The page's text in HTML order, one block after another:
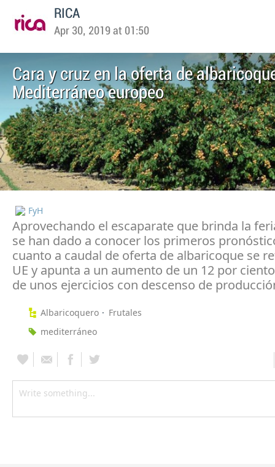
RICA
Apr 30, 2019 at 01:50
Cara y cruz en la oferta de
Mediterráneo europeo
FyH
Aprovechando el escaparate que brinda la
se han dado a conocer los primeros
cuanto a caudal de oferta de albaricoque se
UE y apunta a un aumento de un 12 por
de unos ejercicios con descenso de
Albaricoquero
Frutales
mediterráneo